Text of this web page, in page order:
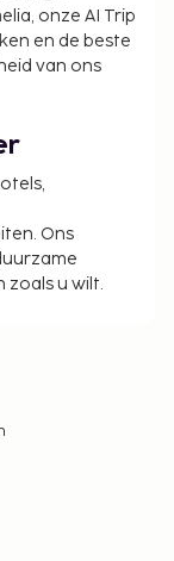
onze AI Trip
en de beste
van ons
Ons
zoals u wilt.